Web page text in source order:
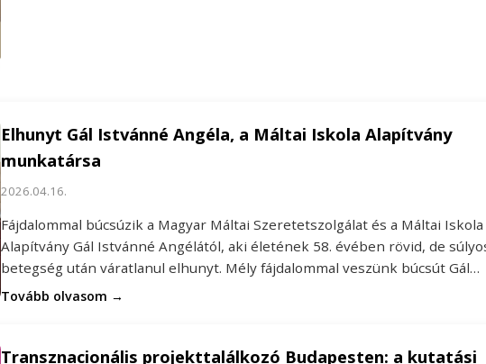
Elhunyt Gál Istvánné Angéla, a Máltai Iskola Alapítvány
munkatársa
2026.04.16.
Fájdalommal búcsúzik a Magyar Máltai Szeretetszolgálat és a Máltai Iskola
Alapítvány Gál Istvánné Angélától, aki életének 58. évében rövid, de
betegség után váratlanul elhunyt. Mély fájdalommal veszünk búcsút Gál…
Tovább olvasom →
Transznacionális projekttalálkozó Budapesten: a kutatási